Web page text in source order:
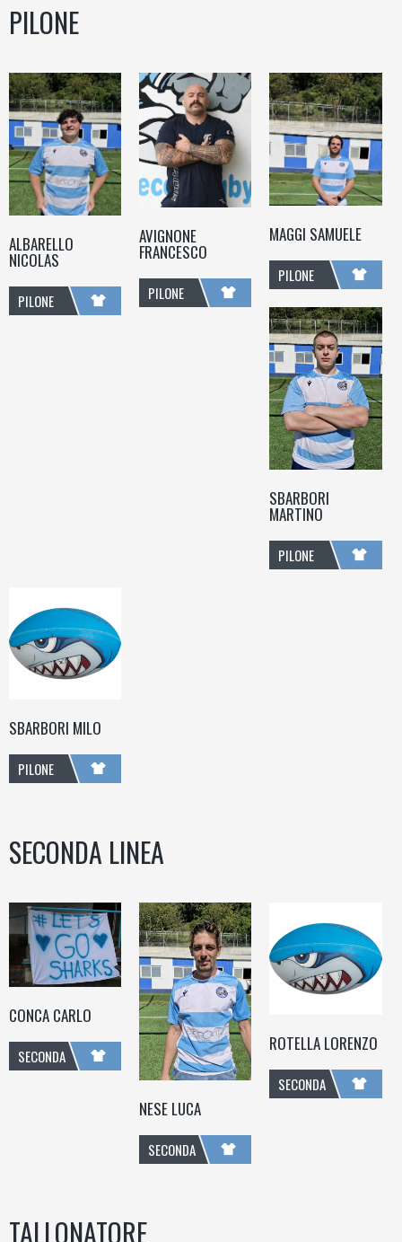
PILONE
ALBARELLO
NICOLAS
PILONE
AVIGNONE
FRANCESCO
PILONE
MAGGI SAMUELE
PILONE
SBARBORI
MARTINO
PILONE
SBARBORI MILO
PILONE
SECONDA LINEA
CONCA CARLO
SECONDA
NESE LUCA
SECONDA
ROTELLA LORENZO
SECONDA
TALLONATORE